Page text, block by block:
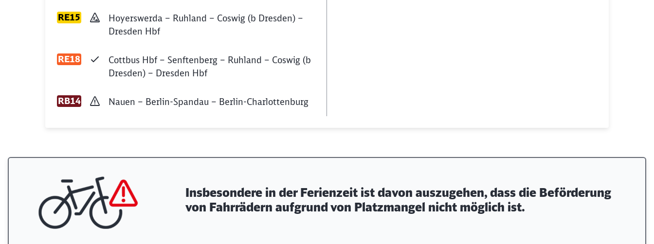
RE15
Hoyerswerda – Ruhland – Coswig (b Dresden) –
Dresden Hbf
RE18
Cottbus Hbf – Senftenberg – Ruhland – Coswig (b
Dresden) – Dresden Hbf
RB14 Nauen – Berlin-Spandau – Berlin-Charlottenburg
Insbesondere in der Ferienzeit ist davon auszugehen, dass die Beförderung
von Fahrrädern aufgrund von Platzmangel nicht möglich ist.
Möchten Sie zuweitergeleitet werden?